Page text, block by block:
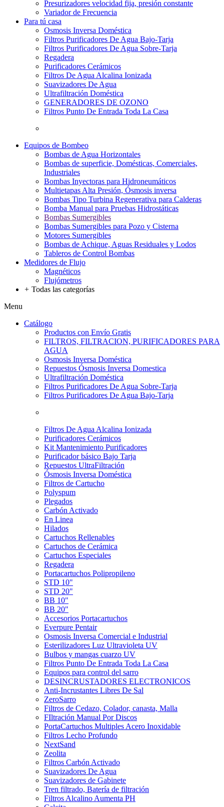
Presurizadores velocidad fija, presión constante
Variador de Frecuencia
Para tú casa
Osmosis Inversa Doméstica
Filtros Purificadores De Agua Bajo-Tarja
Filtros Purificadores De Agua Sobre-Tarja
Regadera
Purificadores Cerámicos
Filtros De Agua Alcalina Ionizada
Suavizadores De Agua
Ultrafiltración Doméstica
GENERADORES DE OZONO
Filtros Punto De Entrada Toda La Casa
Equipos de Bombeo
Bombas de Agua Horizontales
Bombas de superficie, Domésticas, Comerciales,
Industriales
Bombas Inyectoras para Hidroneumáticos
Multietapas Alta Presión, Ósmosis inversa
Bombas Tipo Turbina Regenerativa para Calderas
Bomba Manual para Pruebas Hidrostáticas
Bombas Sumergibles
Bombas Sumergibles para Pozo y Cisterna
Motores Sumergibles
Bombas de Achique, Aguas Residuales y Lodos
Tableros de Control Bombas
Medidores de Flujo
Magnéticos
Flujómetros
+ Todas las categorías
Menu
Catálogo
Productos con Envío Gratis
FILTROS, FILTRACION, PURIFICADORES PARA
AGUA
Osmosis Inversa Doméstica
Repuestos Ósmosis Inversa Domestica
Ultrafiltración Doméstica
Filtros Purificadores De Agua Sobre-Tarja
Filtros Purificadores De Agua Bajo-Tarja
Filtros De Agua Alcalina Ionizada
Purificadores Cerámicos
Kit Mantenimiento Purificadores
Purificador básico Bajo Tarja
Repuestos UltraFiltración
Ósmosis Inversa Doméstica
Filtros de Cartucho
Polyspum
Plegados
Carbón Activado
En Linea
Hilados
Cartuchos Rellenables
Cartuchos de Cerámica
Cartuchos Especiales
Regadera
Portacartuchos Polipropileno
STD 10"
STD 20"
BB 10"
BB 20"
Accesorios Portacartuchos
Everpure Pentair
Osmosis Inversa Comercial e Industrial
Esterilizadores Luz Ultravioleta UV
Bulbos y mangas cuarzo UV
Filtros Punto De Entrada Toda La Casa
Equipos para control del sarro
DESINCRUSTADORES ELECTRONICOS
Anti-Incrustantes Libres De Sal
ZeroSarro
Filtros de Cedazo, Colador, canasta, Malla
FIltración Manual Por Discos
PortaCartuchos Multiples Acero Inoxidable
Filtros Lecho Profundo
NextSand
Zeolita
Filtros Carbón Activado
Suavizadores De Agua
Suavizadores de Gabinete
Tren filtrado, Batería de filtración
Filtros Alcalino Aumenta PH